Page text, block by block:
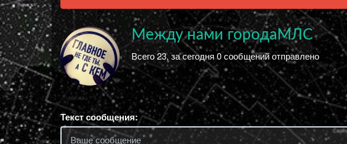
Между нами городаМЛС
Всего 23, за сегодня 0 сообщений отправлено
Текст сообщения: